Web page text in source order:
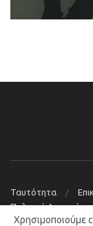
Ταυτότητα
Πολιτική
Χρησιμοποιούμε